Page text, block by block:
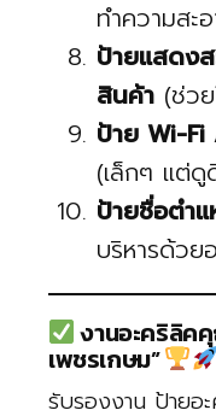
ทำความสะ
ป้ายแสดง
สินค้า (ช่ว
ป้าย Wi-Fi
(เล็กๆ แต่
ป้ายชื่อตำ
บริหารด้วย
งานอะคริลิค
เพชรเกษม”
รับรองงาน ป้ายอ